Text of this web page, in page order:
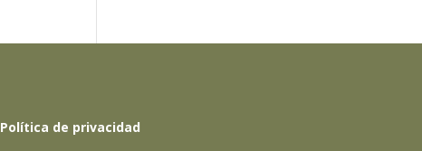
Política de privacidad